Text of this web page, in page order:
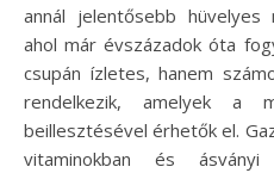
annál jelentősebb hüvelyes
ahol már évszázadok óta
csupán ízletes, hanem
rendelkezik, amelyek a
beillesztésével érhetők el.
vitaminokban és